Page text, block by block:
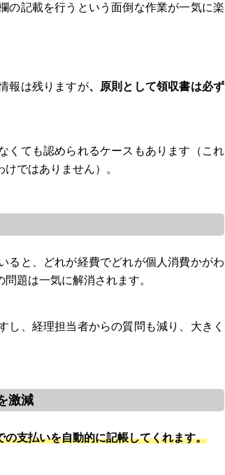
の記載を行うという面倒な作業が一気に楽
報は残りますが、原則として領収書は必ず
くても認められるケースもあります（これ
ではありません）。
ると、どれが経費でどれが個人消費かがわ
題は一気に解消されます。
し、経理担当者からの質問も減り、大きく
激減
支払いを自動的に記帳してくれます。